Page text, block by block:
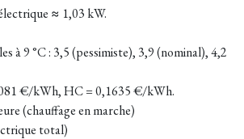
≈ 1,03 kW.
à 9 °C : 3,5 (pessimiste), 3,9 (nominal), 4,2
€/kWh, HC = 0,1635 €/kWh.
(chauffage en marche)
total)